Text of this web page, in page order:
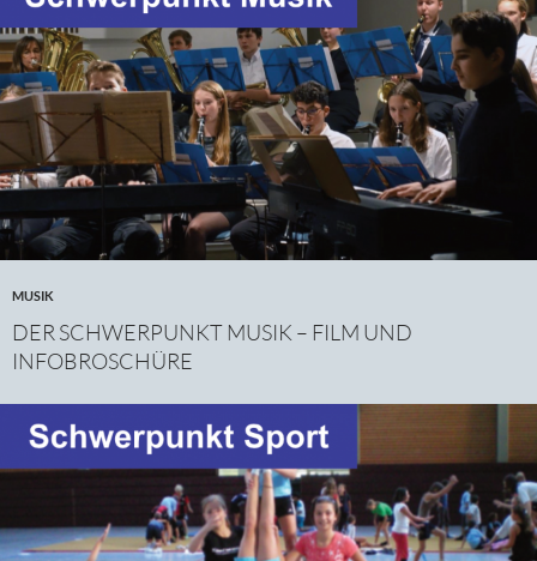
MUSIK
DER SCHWERPUNKT MUSIK – FILM UND
INFOBROSCHÜRE